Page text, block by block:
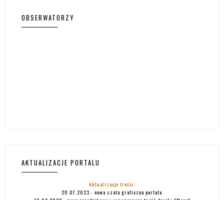
OBSERWATORZY
AKTUALIZACJE PORTALU
Aktualizacje treści:
20.07.2023 - nowa szata graficzna portalu